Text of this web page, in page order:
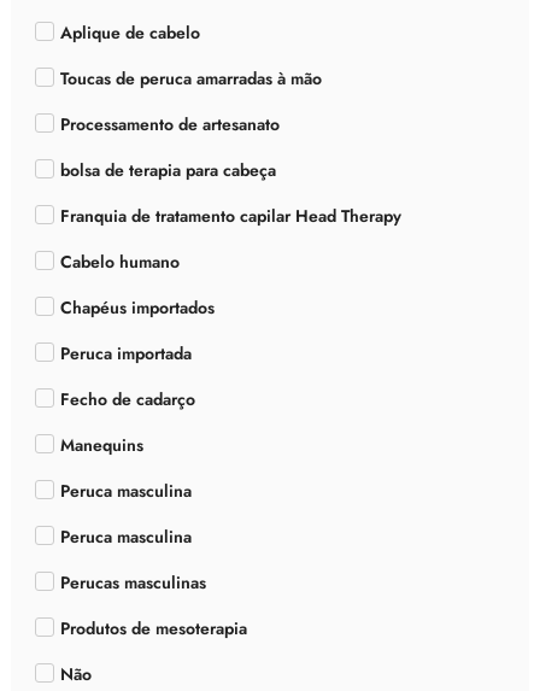
Aplique de cabelo
Toucas de peruca amarradas à mão
Processamento de artesanato
bolsa de terapia para cabeça
Franquia de tratamento capilar Head Therapy
Cabelo humano
Chapéus importados
Peruca importada
Fecho de cadarço
Manequins
Peruca masculina
Peruca masculina
Perucas masculinas
Produtos de mesoterapia
Não